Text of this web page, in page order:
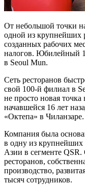
От небольшой точки
одной из крупнейших
созданных рабочих
налогов. Юбилейный
в Seoul Mun.
Сеть ресторанов
свой 100-й филиал в
не просто новая
начавшейся 16 лет
«Октепа» в Чиланзаре.
Компания была
в одну из крупнейших
Азии в сегменте
ресторанов,
производство,
тысяч сотрудников.